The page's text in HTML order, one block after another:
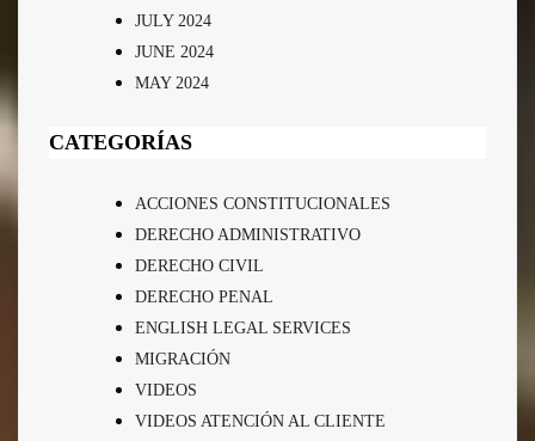
JULY 2024
JUNE 2024
MAY 2024
CATEGORÍAS
ACCIONES CONSTITUCIONALES
DERECHO ADMINISTRATIVO
DERECHO CIVIL
DERECHO PENAL
ENGLISH LEGAL SERVICES
MIGRACIÓN
VIDEOS
VIDEOS ATENCIÓN AL CLIENTE